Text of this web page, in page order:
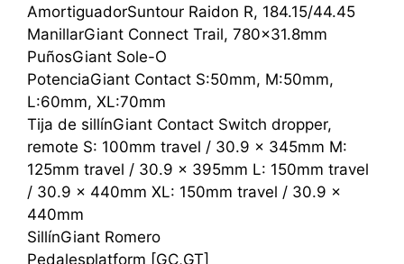
AmortiguadorSuntour Raidon R, 184.15/44.45
ManillarGiant Connect Trail, 780×31.8mm
PuñosGiant Sole-O
PotenciaGiant Contact S:50mm, M:50mm,
L:60mm, XL:70mm
Tija de sillínGiant Contact Switch dropper,
remote S: 100mm travel / 30.9 x 345mm M:
125mm travel / 30.9 x 395mm L: 150mm travel
/ 30.9 x 440mm XL: 150mm travel / 30.9 x
440mm
SillínGiant Romero
Pedalesplatform [GC,GT]